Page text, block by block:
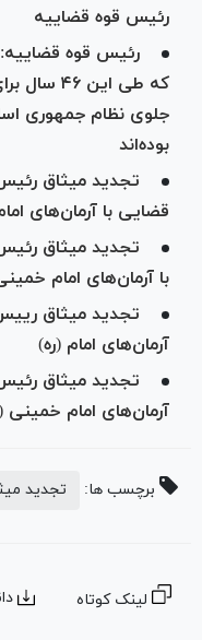
رئیس قوه قضاییه
رئیس قوه
که طی
جلوی نظام جمهوری
بوده‌اند
تجدید میثاق
قضایی با آرمان‌های
تجدید میثاق
با آرمان‌های امام
تجدید میثاق
آرمان‌های امام (ره)
تجدید میثاق
آرمان‌های امام خمینی
برچسب ها: تجدید
لینک کوتاه